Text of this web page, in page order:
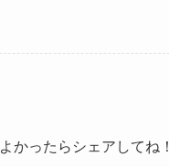
よかったらシェアしてね！